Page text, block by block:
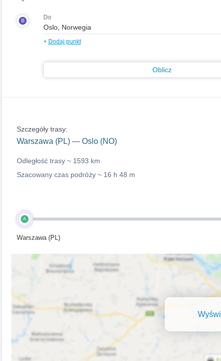
B Do
+ Dodaj punkt
Oblicz
Szczegóły trasy:
Warszawa (PL) — Oslo (NO)
Odległość trasy ~ 1593 km
Szacowany czas podróży ~ 16 h 48 m
A
Warszawa (PL)